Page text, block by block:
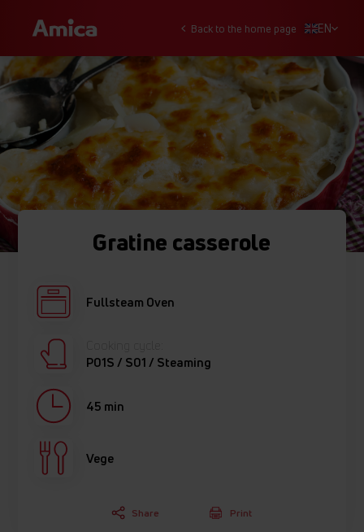
Back to the home page EN
Gratine casserole
Fullsteam Oven
P01S / S01 / Steaming
45 min
Vege
Share Print